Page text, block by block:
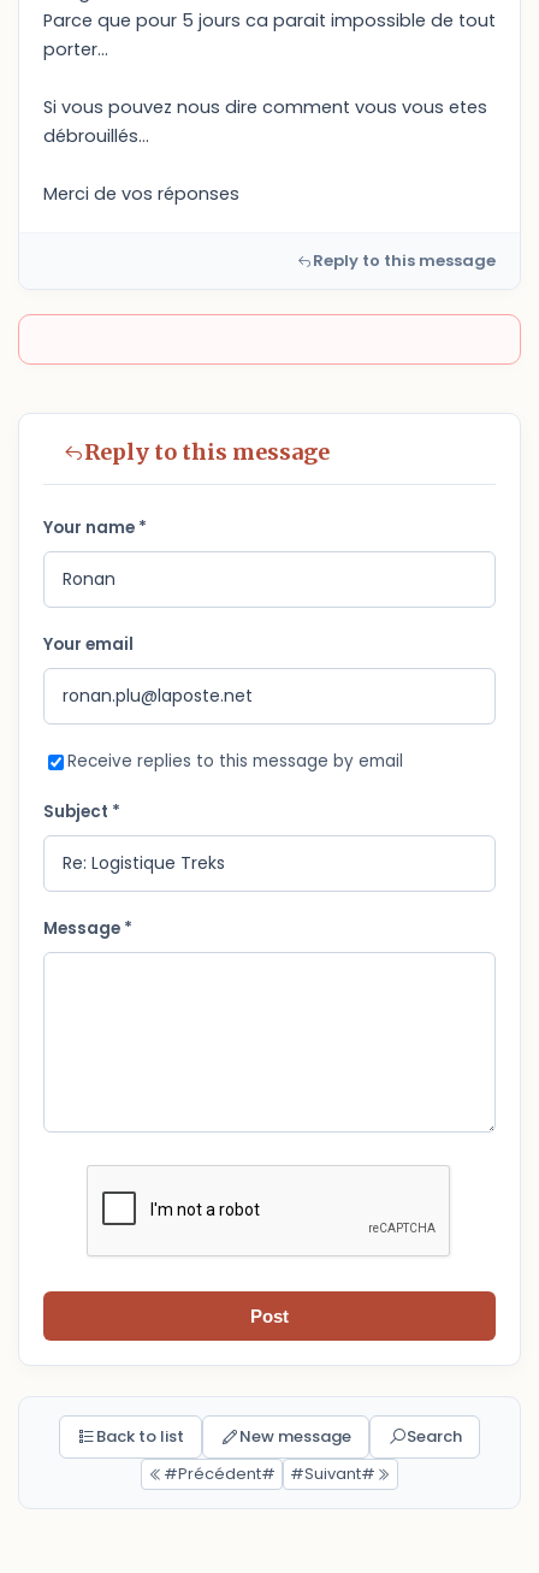
Parce que pour 5 jours ca parait impossible de tout
porter...
Si vous pouvez nous dire comment vous vous etes
débrouillés...
Merci de vos réponses
Reply to this message
Reply to this message
Your name *
Your email
Receive replies to this message by email
Subject *
Message *
Post
Back to list New message
Search
#Précédent#
#Suivant#